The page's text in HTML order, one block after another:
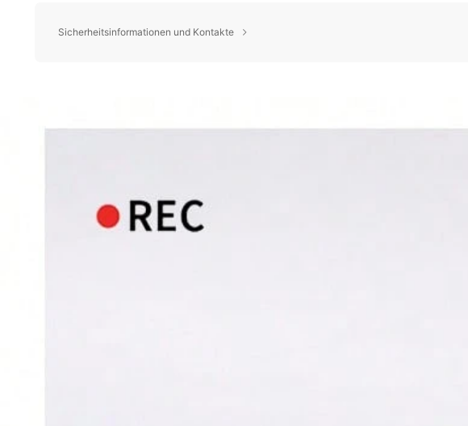
Sicherheitsinformationen und Kontakte